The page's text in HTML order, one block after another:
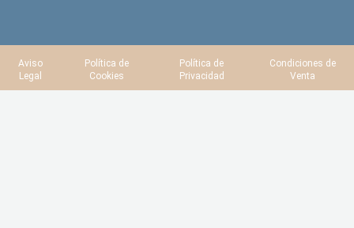
Aviso
Legal
Política de
Cookies
Política de
Privacidad
Condiciones de
Venta